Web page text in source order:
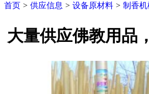
首页 > 供应信息 > 设备原材料 > 制香机
大量供应佛教用品